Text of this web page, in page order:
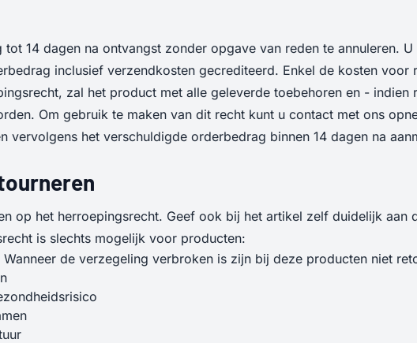
14 dagen na ontvangst zonder opgave van reden te annuleren.
inclusief verzendkosten gecrediteerd. Enkel de kosten
zal het product met alle geleverde toebehoren en -
Om gebruik te maken van dit recht kunt u contact met ons
vervolgens het verschuldigde orderbedrag binnen 14 dagen na
op het herroepingsrecht. Geef ook bij het artikel zelf duidelijk
is slechts mogelijk voor producten:
de verzegeling verbroken is zijn bij deze producten niet